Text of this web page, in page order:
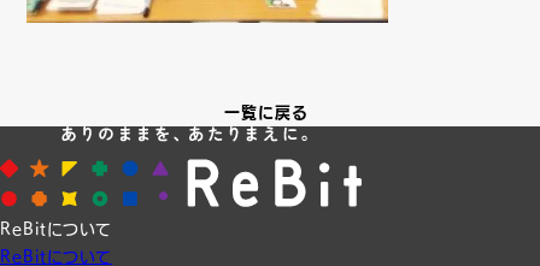
一覧に戻る
ReBitについて
ReBitについて